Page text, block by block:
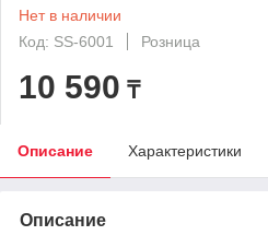
Нет в наличии
Код: SS-6001
Розница
10 590 ₸
Описание Характеристики
Описание